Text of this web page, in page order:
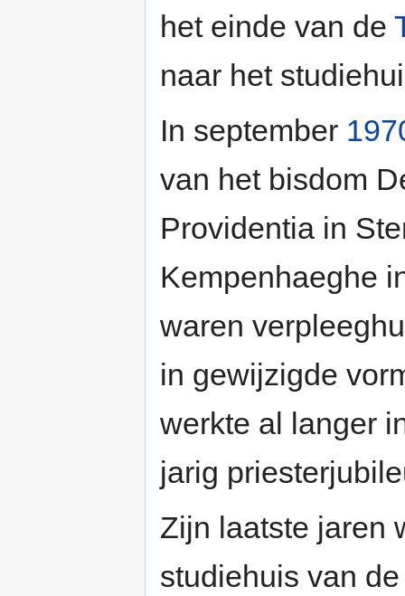
het einde van de
naar het
In september
van het bisdom
Providentia in
Kempenhaeghe
waren
in gewijzigde
werkte al langer
jarig
Zijn laatste jaren
studiehuis van